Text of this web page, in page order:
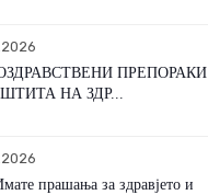
ПРЕПОРАКИ
НА ЗДР...
прашања за здравјето и